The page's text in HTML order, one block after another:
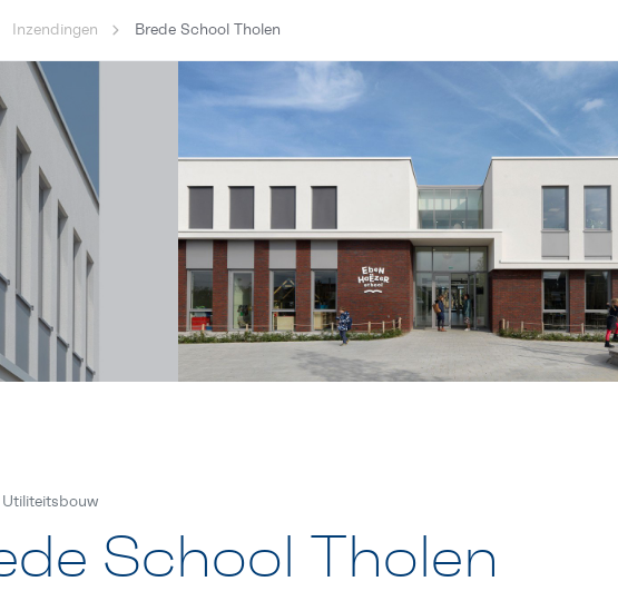
Inzendingen Brede School Tholen
School Tholen